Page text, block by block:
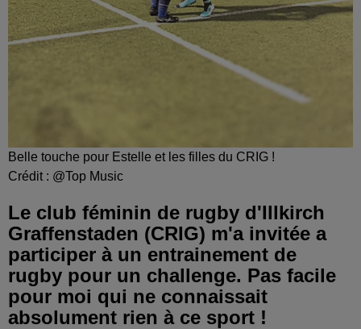
Belle touche pour Estelle et les filles du CRIG !
Crédit : @Top Music
Le club féminin de rugby d'Illkirch
Graffenstaden (CRIG) m'a invitée a
participer à un entrainement de
rugby pour un challenge. Pas facile
pour moi qui ne connaissait
absolument rien à ce sport !